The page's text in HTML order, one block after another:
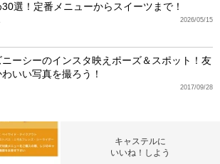
選！定番メニューからスイーツまで！
2026/05/15
ーシーのインスタ映えポーズ＆スポット！友
いい写真を撮ろう！
2017/09/28
キャステルに
いいね！しよう